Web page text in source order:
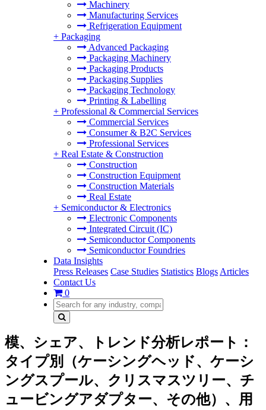
Machinery
Manufacturing Services
Refrigeration Equipment
+ Packaging
Advanced Packaging
Packaging Machinery
Packaging Products
Packaging Supplies
Packaging Technology
Printing & Labelling
+ Professional & Commercial Services
Commercial Services
Consumer & B2C Services
Professional Services
+ Real Estate & Construction
Construction
Construction Equipment
Construction Materials
Real Estate
+ Semiconductor & Electronics
Electronic Components
Integrated Circuit (IC)
Semiconductor Components
Semiconductor Foundries
Data Insights
Press Releases Case Studies Statistics Blogs Articles
Contact Us
0
模、シェア、トレンド分析レポート：
タイプ別（ケーシングヘッド、ケーシ
ングスプール、クリスマスツリー、チ
ュービングアダプター、その他）、用